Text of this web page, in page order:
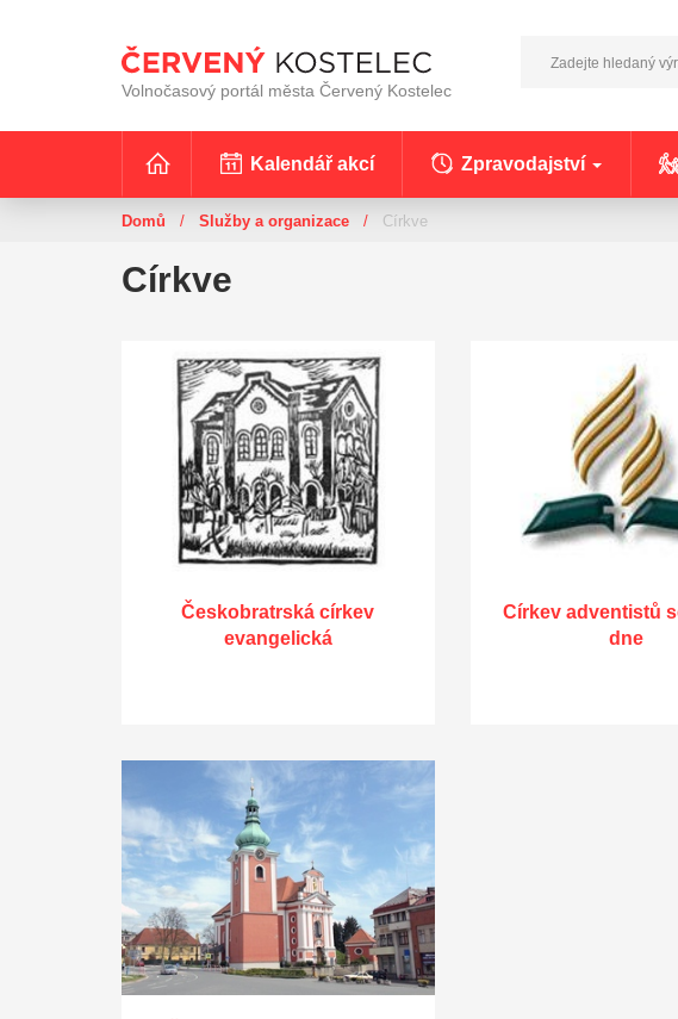
Volnočasový portál města Červený Kostelec
Kalendář akcí Zpravodajství
Domů / Služby a organizace / Církve
Církve
Českobratrská církev
evangelická
Církev adventistů
dne